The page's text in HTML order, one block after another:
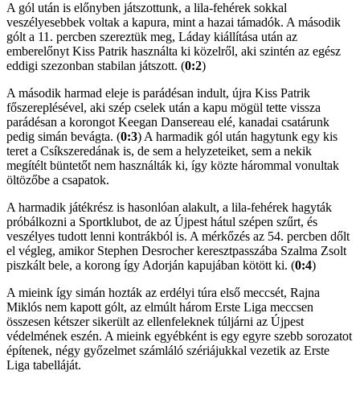
A gól után is előnyben játszottunk, a lila-fehérek sokkal
veszélyesebbek voltak a kapura, mint a hazai támadók. A második
gólt a 11. percben szereztük meg, Láday kiállítása után az
emberelőnyt Kiss Patrik használta ki közelről, aki szintén az egész
eddigi szezonban stabilan játszott. (0:2)
A második harmad eleje is parádésan indult, újra Kiss Patrik
főszereplésével, aki szép cselek után a kapu mögül tette vissza
parádésan a korongot Keegan Dansereau elé, kanadai csatárunk
pedig simán bevágta. (0:3) A harmadik gól után hagytunk egy kis
teret a Csíkszeredának is, de sem a helyzeteiket, sem a nekik
megítélt büntetőt nem használták ki, így közte hárommal vonultak
öltözőbe a csapatok.
A harmadik játékrész is hasonlóan alakult, a lila-fehérek hagyták
próbálkozni a Sportklubot, de az Újpest hátul szépen szűrt, és
veszélyes tudott lenni kontrákból is. A mérkőzés az 54. percben dőlt
el végleg, amikor Stephen Desrocher keresztpasszába Szalma Zsolt
piszkált bele, a korong így Adorján kapujában kötött ki. (0:4)
A mieink így simán hozták az erdélyi túra első meccsét, Rajna
Miklós nem kapott gólt, az elmúlt három Erste Liga meccsen
összesen kétszer sikerült az ellenfeleknek túljárni az Újpest
védelmének eszén. A mieink egyébként is egy egyre szebb sorozatot
építenek, négy győzelmet számláló szériájukkal vezetik az Erste
Liga tabelláját.